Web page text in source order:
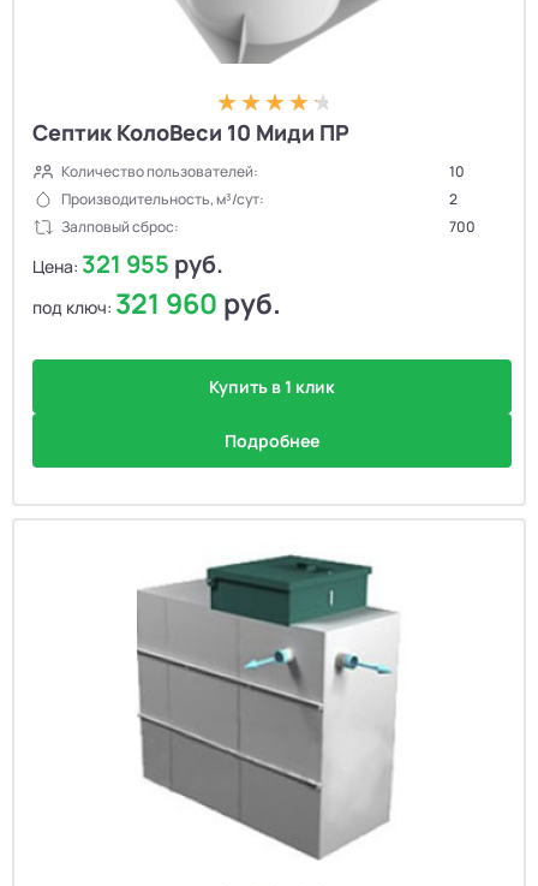
Септик КолоВеси 10 Миди ПР
Количество пользователей:
10
Производительность, м³/сут:
2
Залповый сброс:
700
Цена: 321 955 руб.
под ключ: 321 960 руб.
Купить в 1 клик
Подробнее